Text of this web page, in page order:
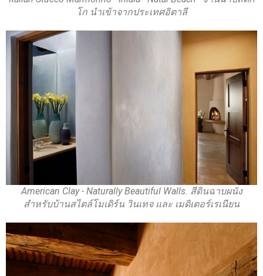
โก นำเข้าจากประเทศอิตาลี
American Clay - Naturally Beautiful Walls. สีดินฉาบผนัง
สำหรับบ้านสไตล์โมเดิร์น วินเทจ และ เมดิเตอร์เรเนียน